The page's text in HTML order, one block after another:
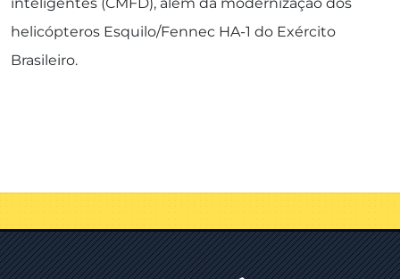
inteligentes (CMFD), além da modernização dos
helicópteros Esquilo/Fennec HA-1 do Exército
Brasileiro.